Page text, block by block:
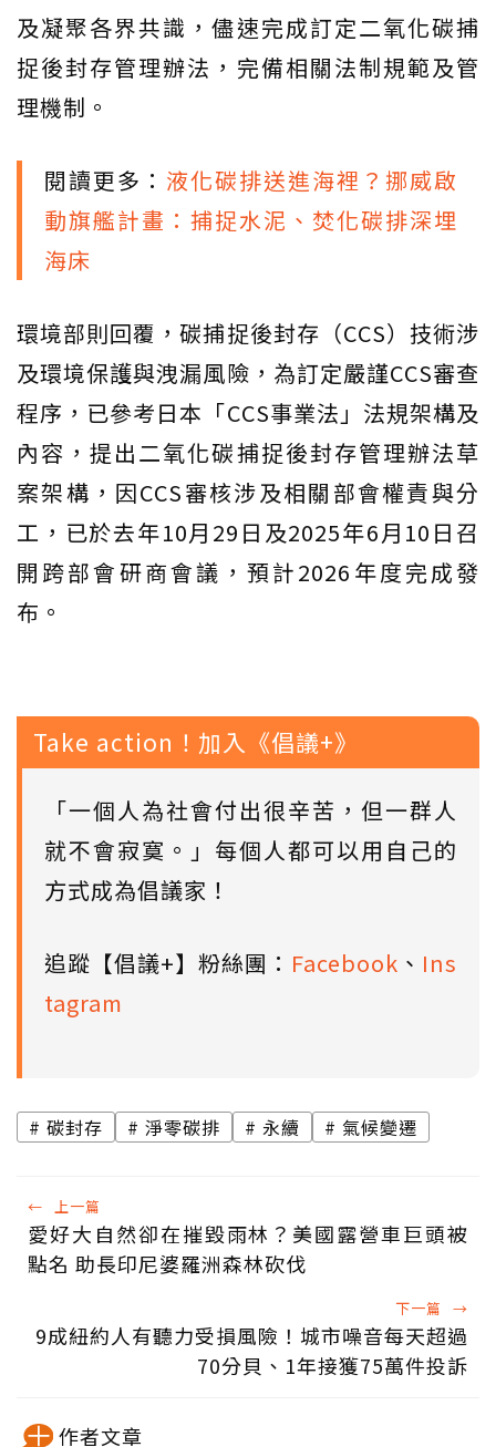
及凝聚各界共識，儘速完成訂定二氧化碳捕
捉後封存管理辦法，完備相關法制規範及管
理機制。
閱讀更多： 液化碳排送進海裡？挪威啟
動旗艦計畫：捕捉水泥、焚化碳排深埋
海床
環境部則回覆，碳捕捉後封存（CCS）技術涉
及環境保護與洩漏風險，為訂定嚴謹CCS審查
程序，已參考日本「CCS事業法」法規架構及
內容，提出二氧化碳捕捉後封存管理辦法草
案架構，因CCS審核涉及相關部會權責與分
工，已於去年10月29日及2025年6月10日召
開跨部會研商會議，預計2026年度完成發
布。
Take action！加入《倡議+》
「一個人為社會付出很辛苦，但一群人
就不會寂寞。」每個人都可以用自己的
方式成為倡議家！
追蹤【倡議+】粉絲團： Facebook 、 Ins
tagram
碳封存 淨零碳排 永續 氣候變遷
← 上一篇
愛好大自然卻在摧毀雨林？美國露營車巨頭被
點名 助長印尼婆羅洲森林砍伐
下一篇 →
9成紐約人有聽力受損風險！城市噪音每天超過
70分貝、1年接獲75萬件投訴
作者文章